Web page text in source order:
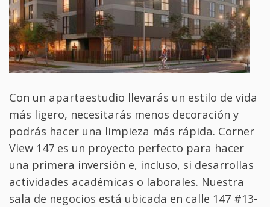
Con un apartaestudio llevarás un estilo de vida
más ligero, necesitarás menos decoración y
podrás hacer una limpieza más rápida. Corner
View 147 es un proyecto perfecto para hacer
una primera inversión e, incluso, si desarrollas
actividades académicas o laborales. Nuestra
sala de negocios está ubicada en calle 147 #13-